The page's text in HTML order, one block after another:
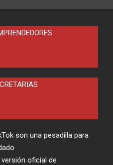
son una pesadilla para
oficial de